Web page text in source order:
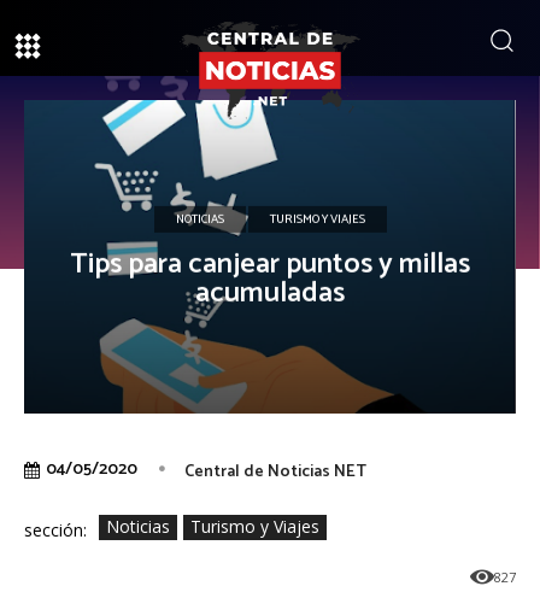
NOTICIAS TURISMO Y VIAJES
Tips para canjear puntos y millas
acumuladas
04/05/2020 Central de Noticias NET
sección: Noticias Turismo y Viajes
827